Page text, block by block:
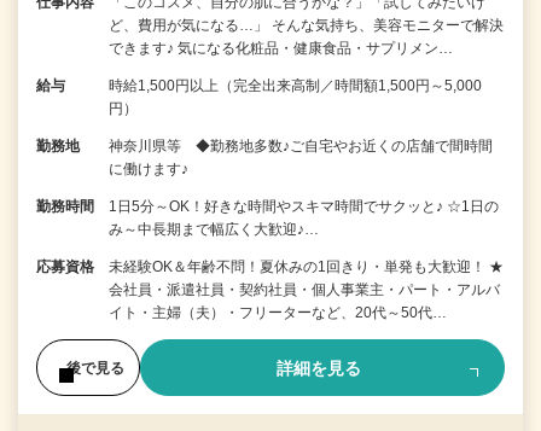
ど、費用が気になる…」 そんな気持ち、美容モニターで解決
できます♪ 気になる化粧品・健康食品・サプリメン…
給与
時給1,500円以上（完全出来高制／時間額1,500円～5,000
円）
勤務地
神奈川県等 ◆勤務地多数♪ご自宅やお近くの店舗で間時間
に働けます♪
勤務時間
1日5分～OK！好きな時間やスキマ時間でサクッと♪ ☆1日の
み～中長期まで幅広く大歓迎♪…
応募資格
未経験OK＆年齢不問！夏休みの1回きり・単発も大歓迎！ ★
会社員・派遣社員・契約社員・個人事業主・パート・アルバ
イト・主婦（夫）・フリーターなど、20代～50代…
後で見る 詳細を見る